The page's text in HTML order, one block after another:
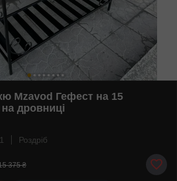
Mzavod Гефест на 15
дровниці
Роздріб
375 ₴